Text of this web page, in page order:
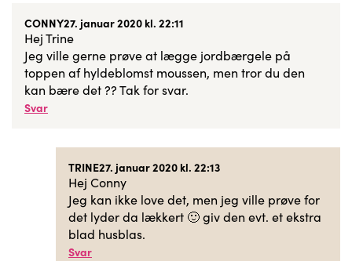
CONNY27. januar 2020 kl. 22:11
Hej Trine
Jeg ville gerne prøve at lægge jordbærgele på
toppen af hyldeblomst moussen, men tror du den
kan bære det ?? Tak for svar.
Svar
TRINE27. januar 2020 kl. 22:13
Hej Conny
Jeg kan ikke love det, men jeg ville prøve for
det lyder da lækkert 🙂 giv den evt. et ekstra
blad husblas.
Svar